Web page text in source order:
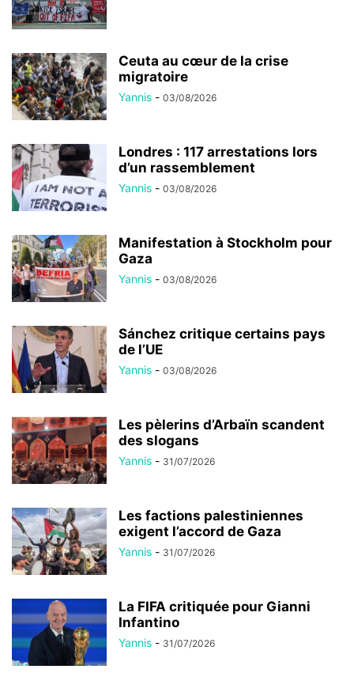
Ceuta au cœur de la crise
migratoire
Yannis - 03/08/2026
Londres : 117 arrestations lors
d’un rassemblement
Yannis - 03/08/2026
Manifestation à Stockholm pour
Gaza
Yannis - 03/08/2026
Sánchez critique certains pays
de l’UE
Yannis - 03/08/2026
Les pèlerins d’Arbaïn scandent
des slogans
Yannis - 31/07/2026
Les factions palestiniennes
exigent l’accord de Gaza
Yannis - 31/07/2026
La FIFA critiquée pour Gianni
Infantino
Yannis - 31/07/2026